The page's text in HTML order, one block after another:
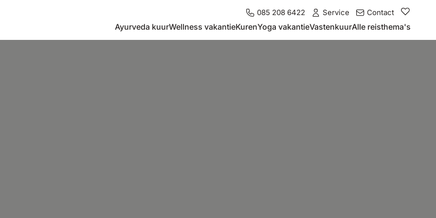
085 208 6422 Service Contact
Ayurveda kuurWellness vakantieKurenYoga vakantieVastenkuurAlle reisthema's